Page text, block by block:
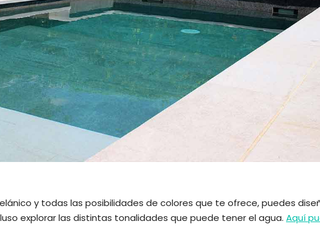
y todas las posibilidades de colores que te ofrece, puedes
explorar las distintas tonalidades que puede tener el agua. Aquí